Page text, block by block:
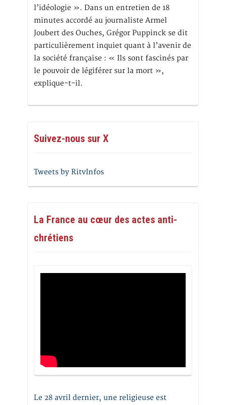
l’idéologie ». Dans un entretien de 18
minutes accordé au journaliste Armel
Joubert des Ouches, Grégor Puppinck se dit
particulièrement inquiet quant à l’avenir de
la société française : « Ils sont fascinés par
le pouvoir de légiférer sur la mort »,
explique-t-il.
Suivez-nous sur X
Tweets by RitvInfos
La France au cœur des actes anti-
chrétiens
Le 28 avril dernier, une religieuse est